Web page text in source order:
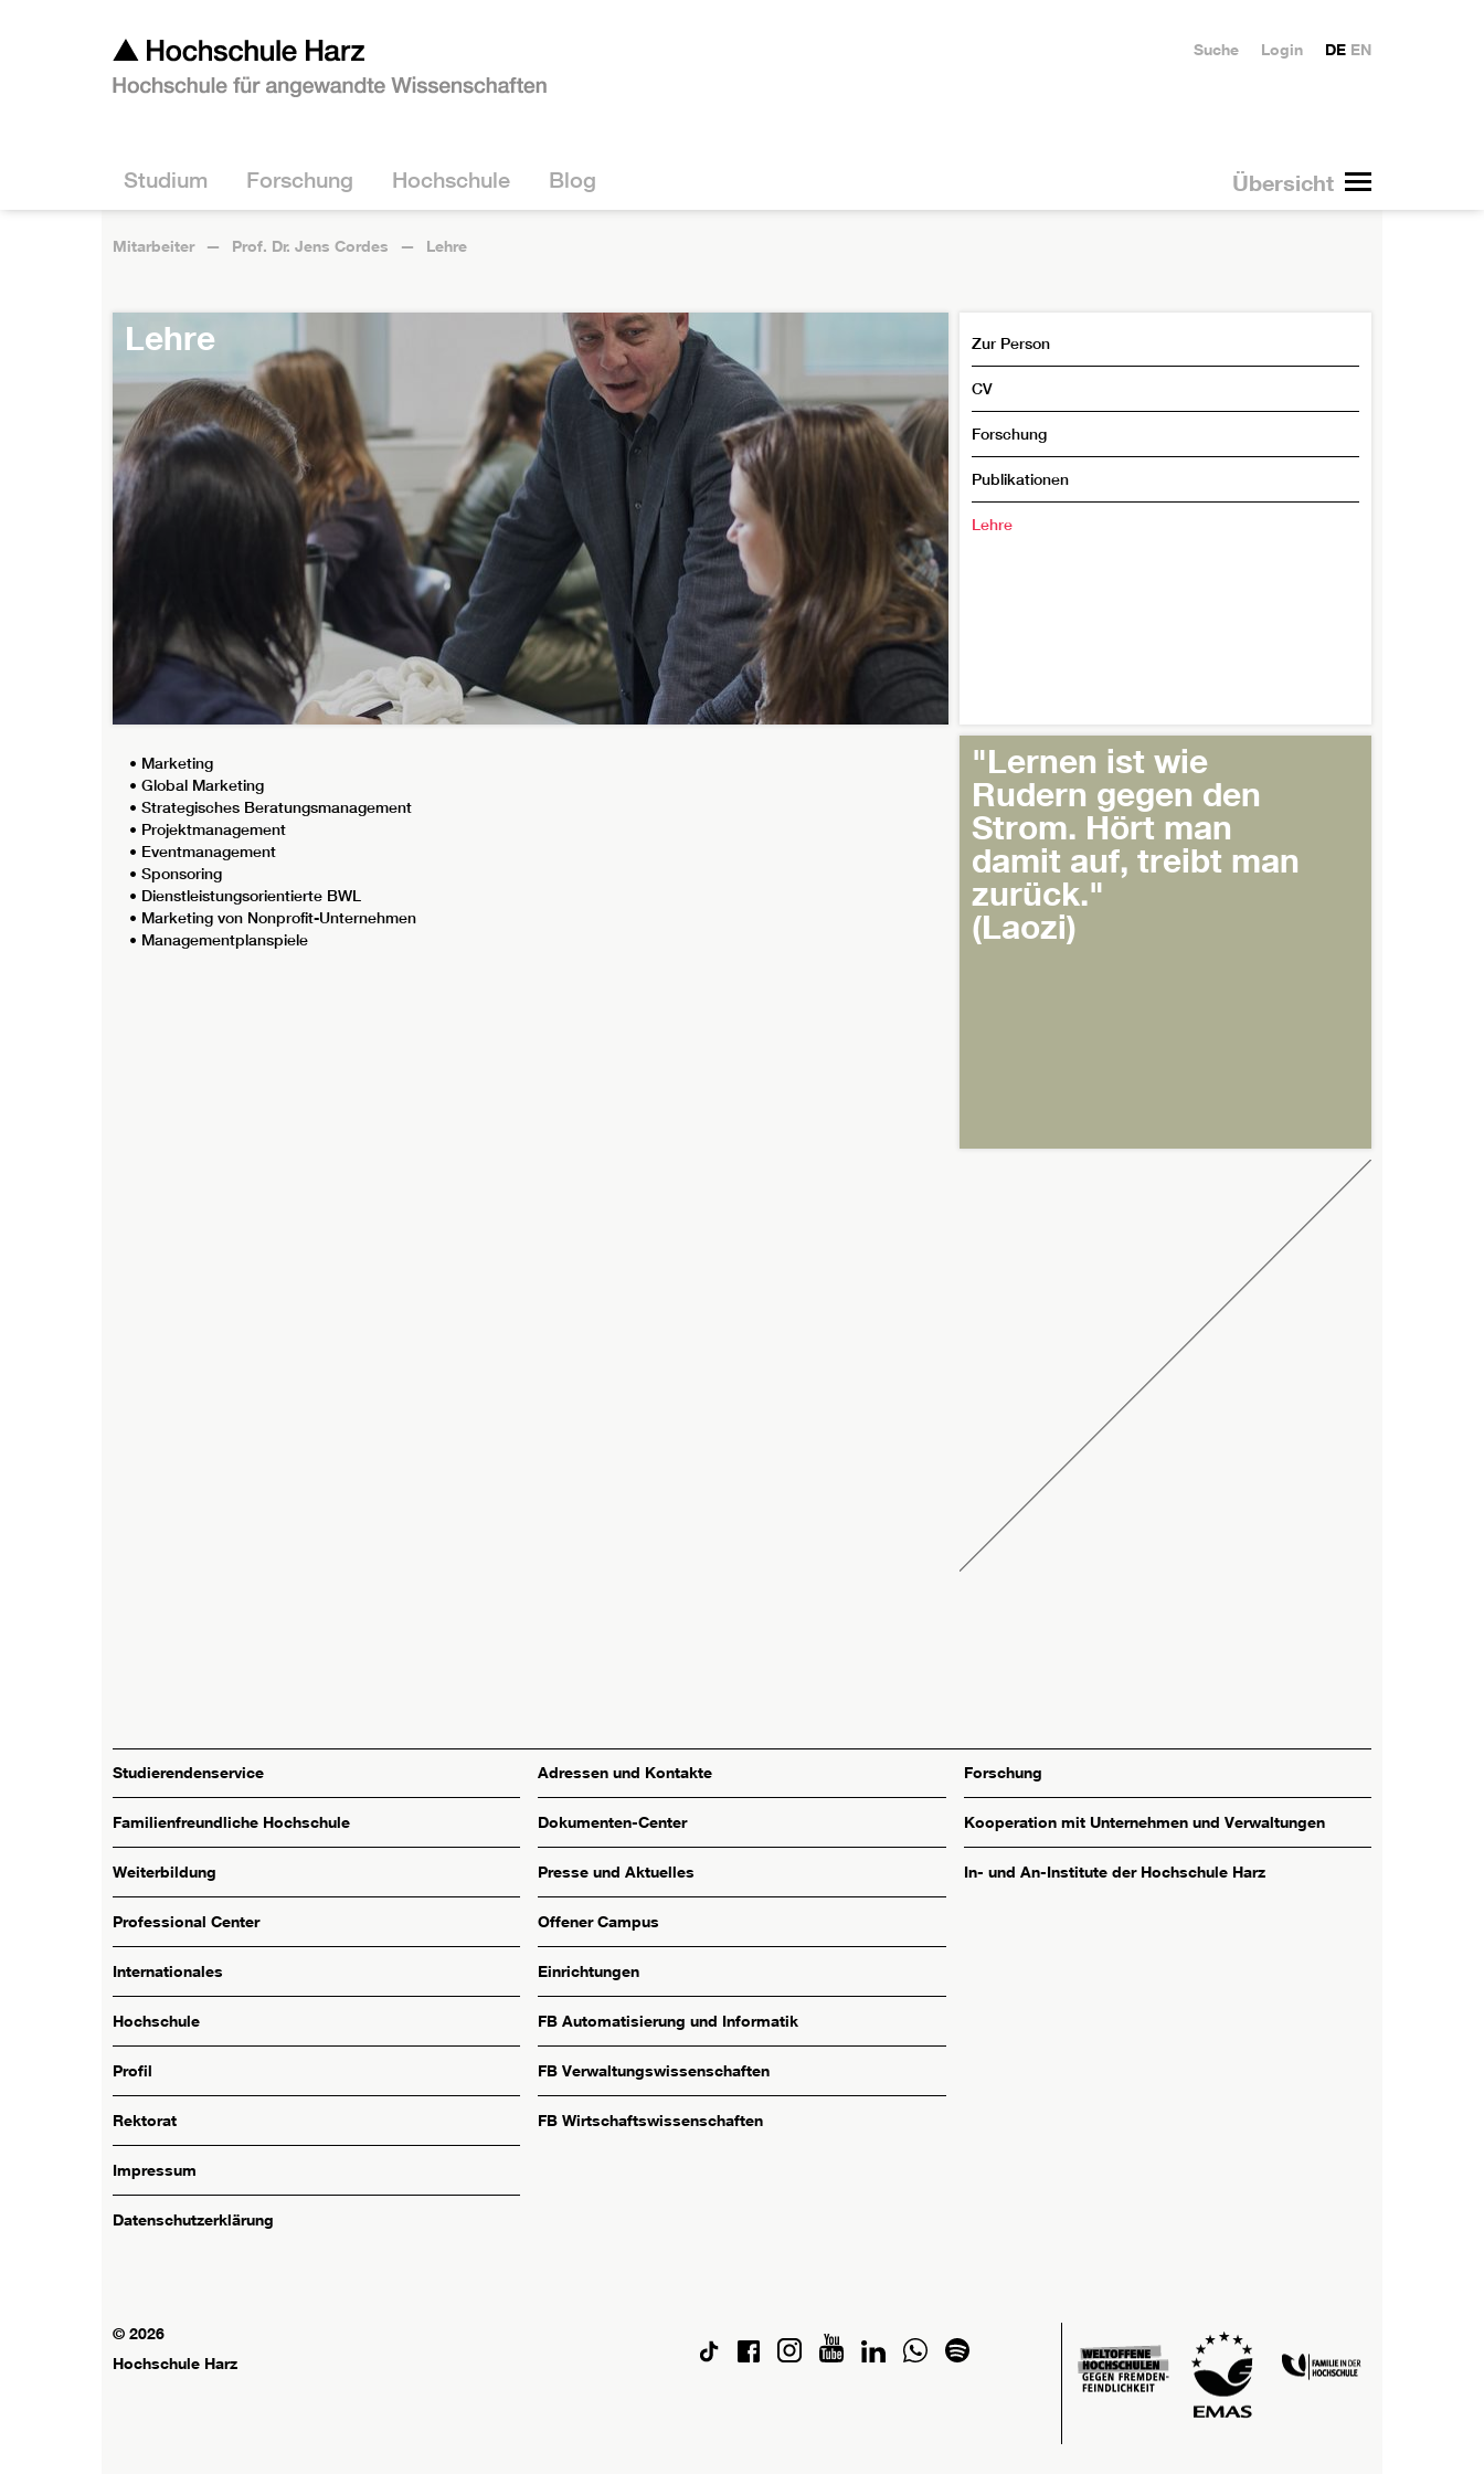
Übersicht
Studium Forschung Hochschule Blog
DE EN
Login
Suche
Mitarbeiter Prof. Dr. Jens Cordes Lehre
Lehre Zur Person
CV
Forschung
Publikationen
Lehre
• Marketing
• Global Marketing
• Strategisches Beratungsmanagement
• Projektmanagement
• Eventmanagement
• Sponsoring
• Dienstleistungsorientierte BWL
• Marketing von Nonprofit-Unternehmen
• Managementplanspiele
"Lernen ist wie
Rudern gegen den
Strom. Hört man
damit auf, treibt man
zurück."
(Laozi)
Studierendenservice
Familienfreundliche Hochschule
Weiterbildung
Professional Center
Internationales
Hochschule
Profil
Rektorat
Impressum
Datenschutzerklärung
Adressen und Kontakte
Dokumenten-Center
Presse und Aktuelles
Offener Campus
Einrichtungen
FB Automatisierung und Informatik
FB Verwaltungswissenschaften
FB Wirtschaftswissenschaften
Forschung
Kooperation mit Unternehmen und Verwaltungen
In- und An-Institute der Hochschule Harz
© 2026
Hochschule Harz